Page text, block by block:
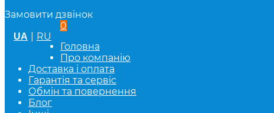
Замовити дзвінок
UA RU
0
Головна
Про компанію
Доставка і оплата
Гарантія та сервіс
Обмін та повернення
Блог